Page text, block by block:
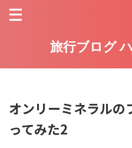
旅行ブログ
オンリーミネラルの
ってみた2